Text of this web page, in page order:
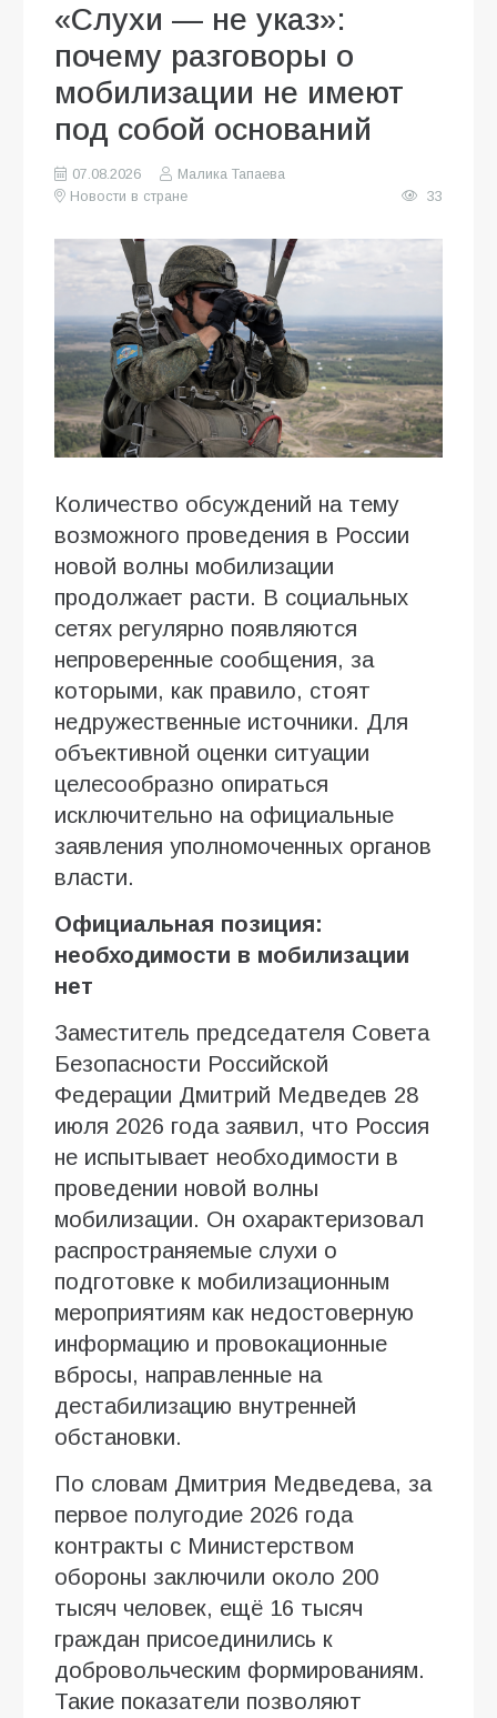
«Слухи — не указ»:
почему разговоры о
мобилизации не имеют
под собой оснований
07.08.2026
Малика Тапаева
Новости в стране
33
Количество обсуждений на тему
возможного проведения в России
новой волны мобилизации
продолжает расти. В социальных
сетях регулярно появляются
непроверенные сообщения, за
которыми, как правило, стоят
недружественные источники. Для
объективной оценки ситуации
целесообразно опираться
исключительно на официальные
заявления уполномоченных органов
власти.
Официальная позиция:
необходимости в мобилизации
нет
Заместитель председателя Совета
Безопасности Российской
Федерации Дмитрий Медведев 28
июля 2026 года заявил, что Россия
не испытывает необходимости в
проведении новой волны
мобилизации. Он охарактеризовал
распространяемые слухи о
подготовке к мобилизационным
мероприятиям как недостоверную
информацию и провокационные
вбросы, направленные на
дестабилизацию внутренней
обстановки.
По словам Дмитрия Медведева, за
первое полугодие 2026 года
контракты с Министерством
обороны заключили около 200
тысяч человек, ещё 16 тысяч
граждан присоединились к
добровольческим формированиям.
Такие показатели позволяют